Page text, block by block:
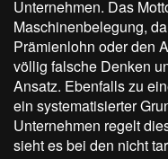
Unternehmen. Das
Maschinenbelegung,
Prämienlohn oder den
völlig falsche Denken
Ansatz. Ebenfalls zu
ein systematisierter
Unternehmen regelt
sieht es bei den nicht